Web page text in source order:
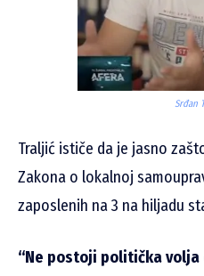
Srđan
Traljić ističe da je jasno
Zakona o lokalnoj
zaposlenih na 3 na hiljadu
“Ne postoji politička